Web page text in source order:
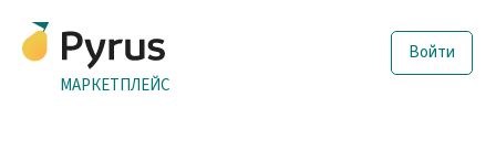
МАРКЕТПЛЕЙС
Войти